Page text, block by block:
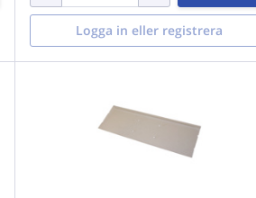
Logga in eller registrera